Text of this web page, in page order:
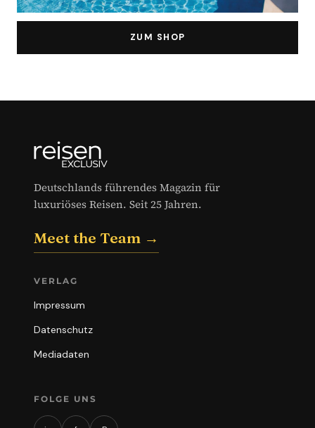
ZUM SHOP
Deutschlands führendes Magazin für
luxuriöses Reisen. Seit 25 Jahren.
Meet the Team →
VERLAG
Impressum
Datenschutz
Mediadaten
FOLGE UNS